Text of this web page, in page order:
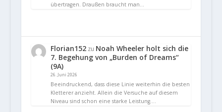
übertragen. Draußen braucht man…
Florian152zu Noah Wheeler holt sich die
7. Begehung von „Burden of Dreams“
(9A)
26. Juni 2026
Beeindruckend, dass diese Linie weiterhin die besten
Kletterer anzieht. Allein die Versuche auf diesem
Niveau sind schon eine starke Leistung.…